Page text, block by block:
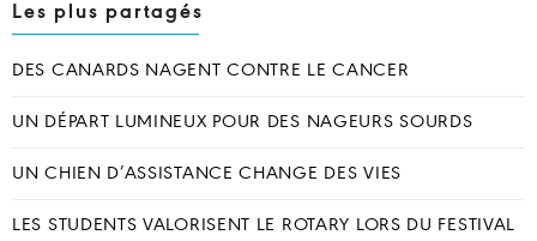
Les plus partagés
DES CANARDS NAGENT CONTRE LE CANCER
UN DÉPART LUMINEUX POUR DES NAGEURS SOURDS
UN CHIEN D’ASSISTANCE CHANGE DES VIES
LES STUDENTS VALORISENT LE ROTARY LORS DU FESTIVAL